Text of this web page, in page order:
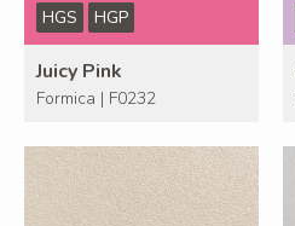
HGS HGP
Juicy Pink
Formica | F0232